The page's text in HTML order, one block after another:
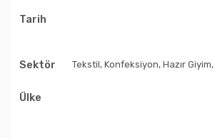
Tekstil, Konfeksiyon, Hazır